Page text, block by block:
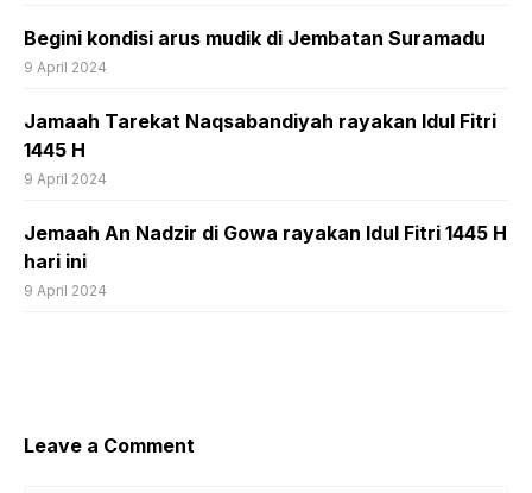
Begini kondisi arus mudik di Jembatan Suramadu
9 April 2024
Jamaah Tarekat Naqsabandiyah rayakan Idul Fitri
1445 H
9 April 2024
Jemaah An Nadzir di Gowa rayakan Idul Fitri 1445 H
hari ini
9 April 2024
Leave a Comment